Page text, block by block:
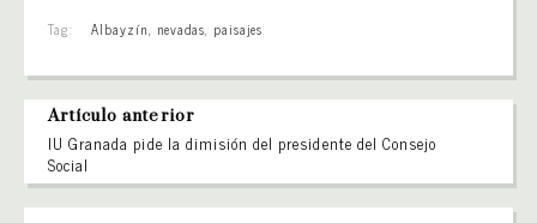
Tag: Albayzín, nevadas, paisajes
Artículo anterior
IU Granada pide la dimisión del presidente del Consejo
Social